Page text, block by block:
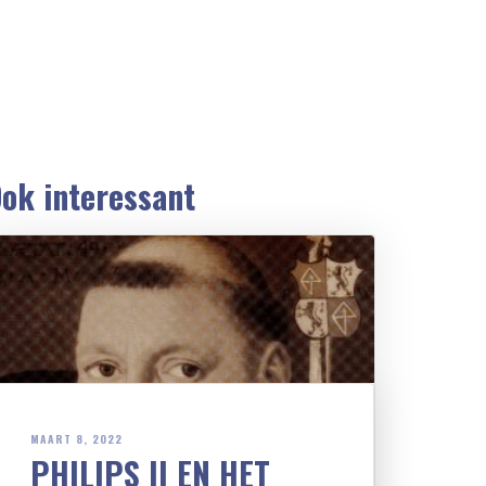
interessant
MAART 8, 2022
PHILIPS II EN HET